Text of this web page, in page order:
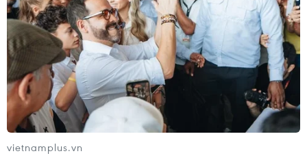
Người dân phải chạy xe gắn máy trên cống thoát nước để né
những hố to bùn lầy trên Quốc lộ 30 đoạn qua ấp Gò Da, xã
Tân Hồng. (Ảnh: Nhựt An/TTXVN)
vietnamplus.vn